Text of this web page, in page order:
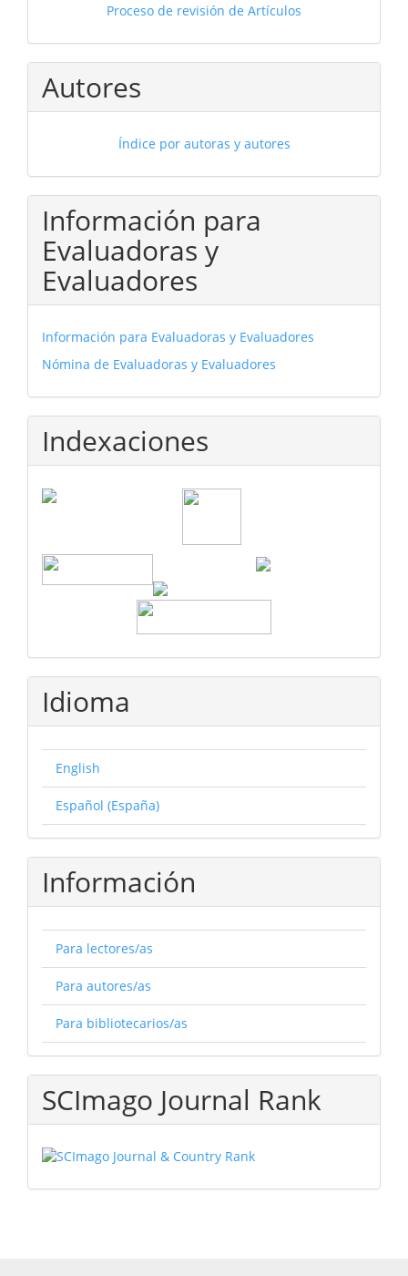
Proceso de revisión de Artículos
Autores
Índice por autoras y autores
Información para
Evaluadoras y
Evaluadores
Información para Evaluadoras y Evaluadores
Nómina de Evaluadoras y Evaluadores
Indexaciones
Idioma
English
Español (España)
Información
Para lectores/as
Para autores/as
Para bibliotecarios/as
SCImago Journal Rank